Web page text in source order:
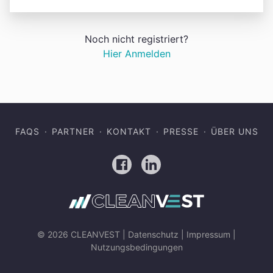
Noch nicht registriert?
Hier Anmelden
FAQS PARTNER KONTAKT PRESSE ÜBER UNS
FacebookLinkedIn
© 2026 CLEANVEST | Datenschutz Impressum
Nutzungsbedingungen